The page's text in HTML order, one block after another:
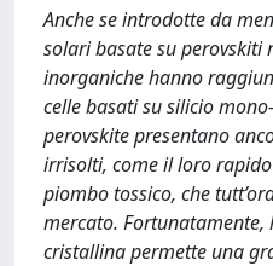
Anche se introdotte da
solari basate su perovskiti
inorganiche hanno
celle basati su silicio
perovskite presentano
irrisolti, come il loro
piombo tossico, che
mercato. Fortunatamente,
cristallina permette una